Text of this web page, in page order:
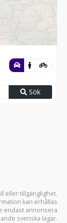
Sök
eller tillgänglighet.
kan erhållas
endast annonsera
svenska lagar.